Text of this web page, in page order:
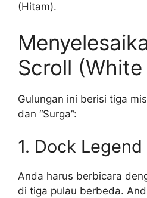
(Hitam).
Scroll (White
Gulungan ini berisi tiga
dan “Surga”:
1. Dock Legend
Anda harus berbicara
di tiga pulau berbeda.